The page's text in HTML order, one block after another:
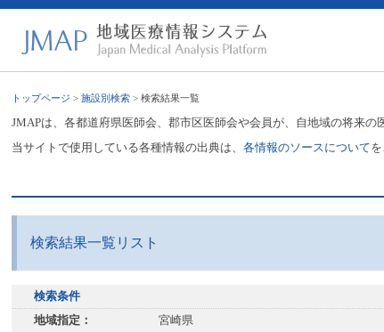
トップページ >施設別検索 > 検索結果一覧
JMAPは、各都道府県医師会、郡市区医師会や会員が、自地域の将来
当サイトで使用している各種情報の出典は、各情報のソースについて
検索結果一覧リスト
検索条件
地域指定：
宮崎県